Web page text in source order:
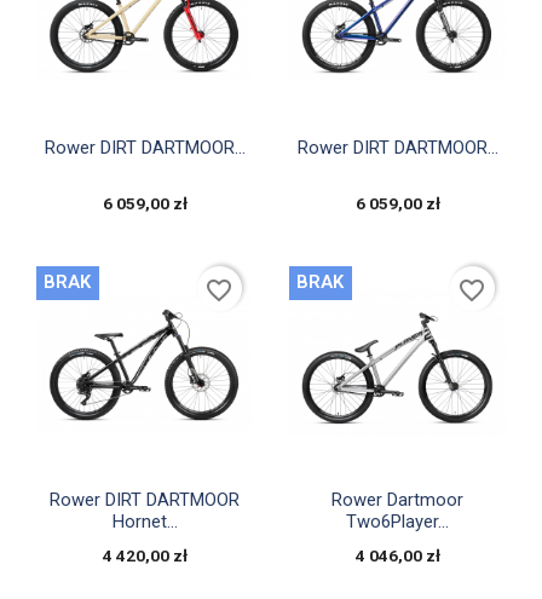
 Szybki podgląd
Rower DIRT DARTMOOR...
6 059,00 zł
 Szybki podgląd
Rower DIRT DARTMOOR...
6 059,00 zł
Szybki podgląd
Rower DIRT DARTMOOR
Hornet...
4 420,00 zł
BRAK favorite_border
Szybki podgląd
Rower Dartmoor
Two6Player...
4 046,00 zł
BRAK favorite_border